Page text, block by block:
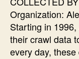
Organization:
Starting in
their crawl data
every day,